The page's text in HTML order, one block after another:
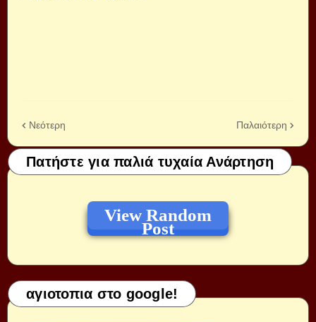
Νεότερη Παλαιότερη
Πατήστε για παλιά τυχαία Ανάρτηση
View Random
Post
αγιοτοπια στο google!